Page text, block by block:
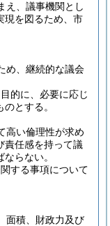
え、議事機関とし
現を図るため、市
め、継続的な議会
的に、必要に応じ
とする。
高い倫理性が求め
責任感を持って議
らない。
する事項について
面積、財政力及び